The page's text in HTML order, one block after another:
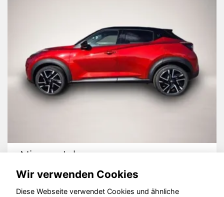
Nissan Juke
Wir verwenden Cookies
Diese Webseite verwendet Cookies und ähnliche